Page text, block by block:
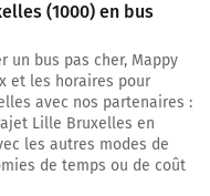
(1000) en bus
un bus pas cher, Mappy
et les horaires pour
avec nos partenaires :
Lille Bruxelles en
les autres modes de
de temps ou de coût